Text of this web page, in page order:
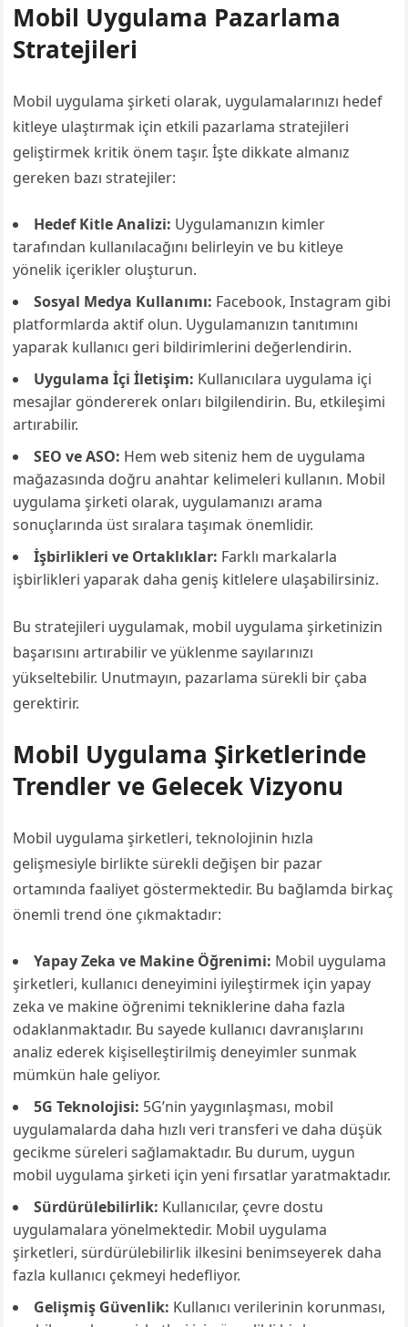
Mobil Uygulama Pazarlama
Stratejileri
Mobil uygulama şirketi olarak, uygulamalarınızı hedef
kitleye ulaştırmak için etkili pazarlama stratejileri
geliştirmek kritik önem taşır. İşte dikkate almanız
gereken bazı stratejiler:
Hedef Kitle Analizi: Uygulamanızın kimler
tarafından kullanılacağını belirleyin ve bu kitleye
yönelik içerikler oluşturun.
Sosyal Medya Kullanımı: Facebook, Instagram gibi
platformlarda aktif olun. Uygulamanızın tanıtımını
yaparak kullanıcı geri bildirimlerini değerlendirin.
Uygulama İçi İletişim: Kullanıcılara uygulama içi
mesajlar göndererek onları bilgilendirin. Bu, etkileşimi
artırabilir.
SEO ve ASO: Hem web siteniz hem de uygulama
mağazasında doğru anahtar kelimeleri kullanın. Mobil
uygulama şirketi olarak, uygulamanızı arama
sonuçlarında üst sıralara taşımak önemlidir.
İşbirlikleri ve Ortaklıklar: Farklı markalarla
işbirlikleri yaparak daha geniş kitlelere ulaşabilirsiniz.
Bu stratejileri uygulamak, mobil uygulama şirketinizin
başarısını artırabilir ve yüklenme sayılarınızı
yükseltebilir. Unutmayın, pazarlama sürekli bir çaba
gerektirir.
Mobil Uygulama Şirketlerinde
Trendler ve Gelecek Vizyonu
Mobil uygulama şirketleri, teknolojinin hızla
gelişmesiyle birlikte sürekli değişen bir pazar
ortamında faaliyet göstermektedir. Bu bağlamda birkaç
önemli trend öne çıkmaktadır:
Yapay Zeka ve Makine Öğrenimi: Mobil uygulama
şirketleri, kullanıcı deneyimini iyileştirmek için yapay
zeka ve makine öğrenimi tekniklerine daha fazla
odaklanmaktadır. Bu sayede kullanıcı davranışlarını
analiz ederek kişiselleştirilmiş deneyimler sunmak
mümkün hale geliyor.
5G Teknolojisi: 5G’nin yaygınlaşması, mobil
uygulamalarda daha hızlı veri transferi ve daha düşük
gecikme süreleri sağlamaktadır. Bu durum, uygun
mobil uygulama şirketi için yeni fırsatlar yaratmaktadır.
Sürdürülebilirlik: Kullanıcılar, çevre dostu
uygulamalara yönelmektedir. Mobil uygulama
şirketleri, sürdürülebilirlik ilkesini benimseyerek daha
fazla kullanıcı çekmeyi hedefliyor.
Gelişmiş Güvenlik: Kullanıcı verilerinin korunması,